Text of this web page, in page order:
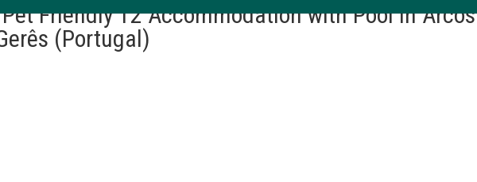
Friendly T2 Accommodation with Pool in Arcos
(Portugal)